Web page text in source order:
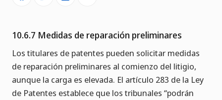
10.6.7 Medidas de reparación preliminares
Los titulares de patentes pueden solicitar medidas
de reparación preliminares al comienzo del litigio,
aunque la carga es elevada. El artículo 283 de la Ley
de Patentes establece que los tribunales “podrán